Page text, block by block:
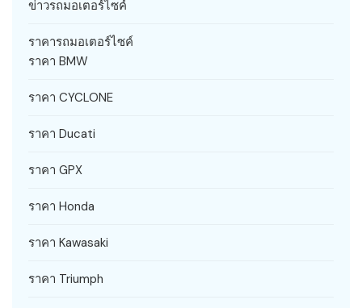
ข่าวรถมอเตอร์ไซค์
ราคารถมอเตอร์ไซค์
ราคา BMW
ราคา CYCLONE
ราคา Ducati
ราคา GPX
ราคา Honda
ราคา Kawasaki
ราคา Triumph